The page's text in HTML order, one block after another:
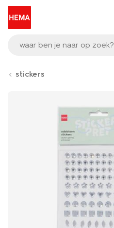
waar ben je naar op zoek?
stickers